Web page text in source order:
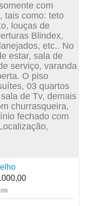
com
tais como: teto
louças de
Blindex,
etc.. No
estar, sala de
serviço, varanda
O piso
03 quartos
de Tv, demais
churrasqueira,
fechado com